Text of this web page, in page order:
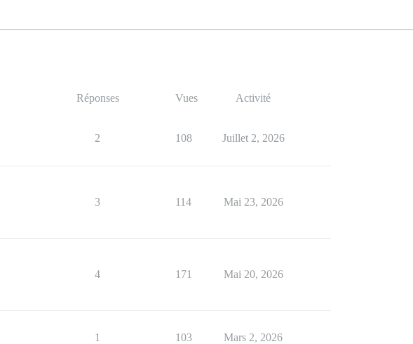
Réponses Vues Activité
2 108 Juillet 2, 2026
3 114 Mai 23, 2026
4 171 Mai 20, 2026
1 103 Mars 2, 2026